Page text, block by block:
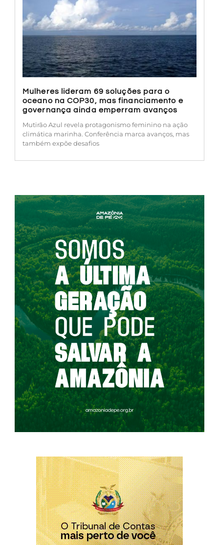
Mulheres lideram 69 soluções para o
oceano na COP30, mas financiamento e
governança ainda emperram avanços
Mutirão Azul revela protagonismo feminino na ação
climática marinha. Conferência marca avanços, mas
também expõe desafios